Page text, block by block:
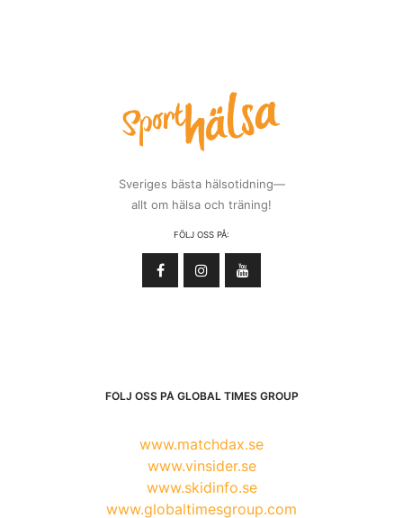
Sveriges bästa hälsotidning—
allt om hälsa och träning!
FÖLJ OSS PÅ:
FÖLJ OSS PÅ GLOBAL TIMES GROUP
www.matchdax.se
www.vinsider.se
www.skidinfo.se
www.globaltimesgroup.com